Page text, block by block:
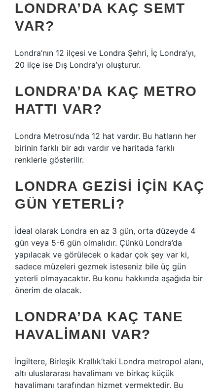
LONDRA’DA KAÇ SEMT
VAR?
Londra’nın 12 ilçesi ve Londra Şehri, İç Londra’yı,
20 ilçe ise Dış Londra’yı oluşturur.
LONDRA’DA KAÇ METRO
HATTI VAR?
Londra Metrosu’nda 12 hat vardır. Bu hatların her
birinin farklı bir adı vardır ve haritada farklı
renklerle gösterilir.
LONDRA GEZISI IÇIN KAÇ
GÜN YETERLI?
İdeal olarak Londra en az 3 gün, orta düzeyde 4
gün veya 5-6 gün olmalıdır. Çünkü Londra’da
yapılacak ve görülecek o kadar çok şey var ki,
sadece müzeleri gezmek isteseniz bile üç gün
yeterli olmayacaktır. Bu konu hakkında aşağıda bir
önerim de olacak.
LONDRA’DA KAÇ TANE
HAVALIMANI VAR?
İngiltere, Birleşik Krallık’taki Londra metropol alanı,
altı uluslararası havalimanı ve birkaç küçük
havalimanı tarafından hizmet vermektedir. Bu